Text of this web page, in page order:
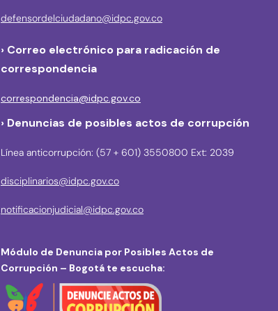
defensordelciudadano@idpc.gov.co
› Correo electrónico para radicación de
correspondencia
correspondencia@idpc.gov.co
› Denuncias de posibles actos de corrupción
Línea anticorrupción: (57 + 601) 3550800 Ext: 2039
disciplinarios@idpc.gov.co
notificacionjudicial@idpc.gov.co
Módulo de Denuncia por Posibles Actos de
Corrupción – Bogotá te escucha: